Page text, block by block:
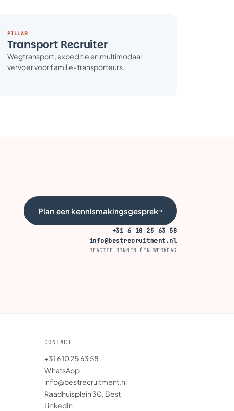
PILLAR
Transport Recruiter
Wegtransport, expeditie en multimodaal
vervoer voor familie-transporteurs.
Plan een kennismakingsgesprek→
+31 6 10 25 63 58
info@bestrecruitment.nl
REACTIE BINNEN ÉÉN WERKDAG
CONTACT
+31 6 10 25 63 58
WhatsApp
info@bestrecruitment.nl
Raadhuisplein 30, Best
LinkedIn